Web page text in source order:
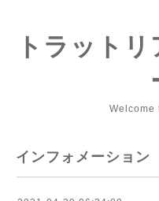
トラット
Welcome
インフォメーション